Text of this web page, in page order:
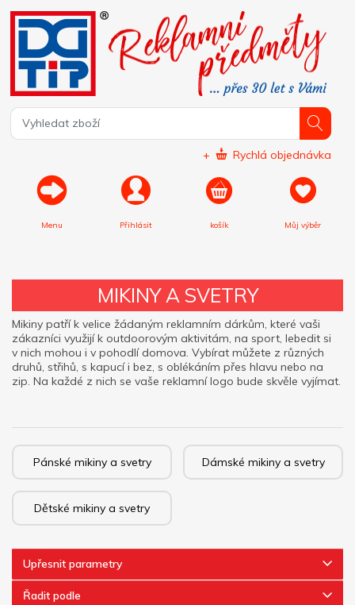
+ Rychlá objednávka
Menu Přihlásit košík Můj výběr
MIKINY A SVETRY
Mikiny patří k velice žádaným reklamním dárkům, které vaši
zákazníci využijí k outdoorovým aktivitám, na sport, lebedit si
v nich mohou i v pohodlí domova. Vybírat můžete z různých
druhů, střihů, s kapucí i bez, s oblékáním přes hlavu nebo na
zip. Na každé z nich se vaše reklamní logo bude skvěle vyjímat.
Pánské mikiny a svetry Dámské mikiny a svetry
Dětské mikiny a svetry
Upřesnit parametry
Řadit podle